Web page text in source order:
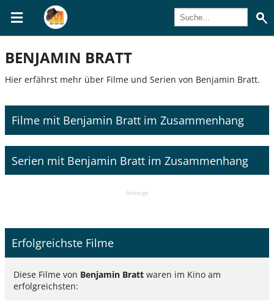
BENJAMIN BRATT
Hier erfährst mehr über Filme und Serien von Benjamin Bratt.
Filme mit Benjamin Bratt im Zusammenhang
Serien mit Benjamin Bratt im Zusammenhang
Anzeige
Erfolgreichste Filme
Diese Filme von Benjamin Bratt waren im Kino am
erfolgreichsten: